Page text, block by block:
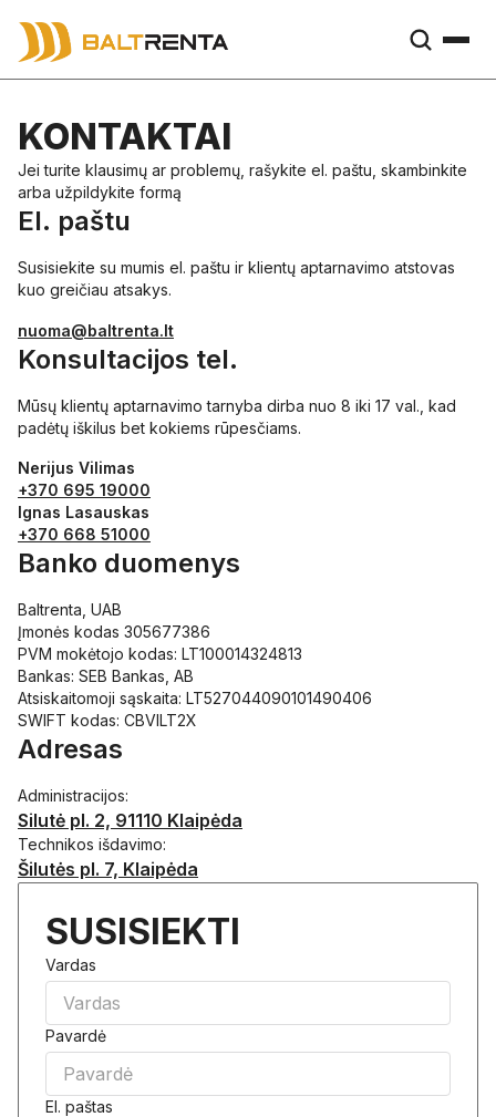
KONTAKTAI
Jei turite klausimų ar problemų, rašykite el. paštu, skambinkite
arba užpildykite formą
El. paštu
Susisiekite su mumis el. paštu ir klientų aptarnavimo atstovas
kuo greičiau atsakys.
nuoma@baltrenta.lt
Konsultacijos tel.
Mūsų klientų aptarnavimo tarnyba dirba nuo 8 iki 17 val., kad
padėtų iškilus bet kokiems rūpesčiams.
Nerijus Vilimas
+370 695 19000
Ignas Lasauskas
+370 668 51000
Banko duomenys
Baltrenta, UAB
Įmonės kodas 305677386
PVM mokėtojo kodas: LT100014324813
Bankas: SEB Bankas, AB
Atsiskaitomoji sąskaita: LT527044090101490406
SWIFT kodas: CBVILT2X
Adresas
Administracijos:
Silutė pl. 2, 91110 Klaipėda
Technikos išdavimo:
Šilutės pl. 7, Klaipėda
SUSISIEKTI
Vardas
Pavardė
El. paštas